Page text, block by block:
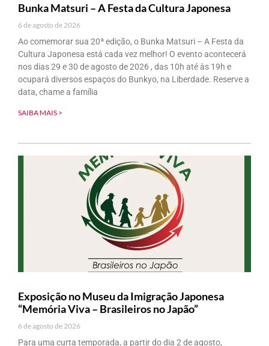
Bunka Matsuri – A Festa da Cultura Japonesa
6 de agosto de 2026
Ao comemorar sua 20ª edição, o Bunka Matsuri – A Festa da
Cultura Japonesa está cada vez melhor! O evento acontecerá
nos dias 29 e 30 de agosto de 2026 , das 10h até às 19h e
ocupará diversos espaços do Bunkyo, na Liberdade. Reserve a
data, chame a família
SAIBA MAIS >
Exposição no Museu da Imigração Japonesa
“Memória Viva – Brasileiros no Japão”
6 de agosto de 2026
Para uma curta temporada, a partir do dia 2 de agosto,